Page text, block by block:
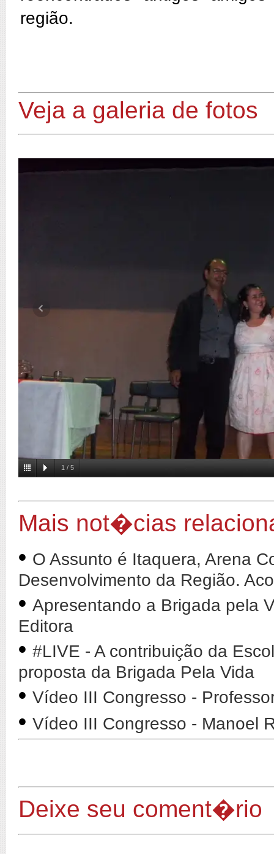
região.
Veja a galeria de fotos
1 / 5
Mais not�cias
• O Assunto é Itaquera, Arena
Desenvolvimento da Região.
• Apresentando a Brigada pela
Editora
• #LIVE - A contribuição da
proposta da Brigada Pela Vida
• Vídeo III Congresso -
• Vídeo III Congresso - Manoel
Deixe seu coment�rio